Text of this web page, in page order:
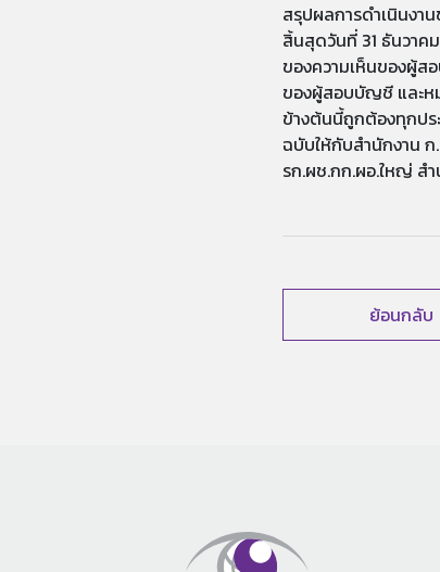
สรุปผลการดำเนินงา
สิ้นสุดวันที่ 31 ธันวาค
ของความเห็นของผู้ส
ของผู้สอบบัญชี และห
ข้างต้นนี้ถูกต้องทุกป
ฉบับให้กับสำนักงาน
รก.ผช.กก.ผอ.ใหญ่ ส
ย้อนกลับ